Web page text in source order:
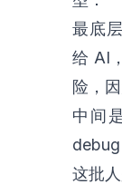
最底
给 AI
险，
中间
debug
这批